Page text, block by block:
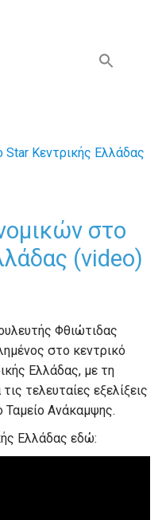
στο
(video)
Φθιώτιδας
στο κεντρικό
Ελλάδας, με τη
τελευταίες εξελίξεις
Ταμείο Ανάκαμψης.
Ελλάδας εδώ: